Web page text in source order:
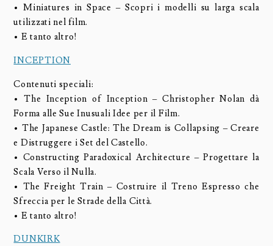
• Miniatures in Space – Scopri i modelli su larga scala
utilizzati nel film.
• E tanto altro!
INCEPTION
Contenuti speciali:
• The Inception of Inception – Christopher Nolan dà
Forma alle Sue Inusuali Idee per il Film.
• The Japanese Castle: The Dream is Collapsing – Creare
e Distruggere i Set del Castello.
• Constructing Paradoxical Architecture – Progettare la
Scala Verso il Nulla.
• The Freight Train – Costruire il Treno Espresso che
Sfreccia per le Strade della Città.
• E tanto altro!
DUNKIRK